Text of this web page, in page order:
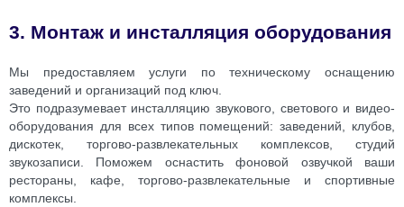
3. Монтаж и инсталляция оборудования
Мы предоставляем услуги по техническому оснащению
заведений и организаций под ключ.
Это подразумевает инсталляцию звукового, светового и видео-
оборудования для всех типов помещений: заведений, клубов,
дискотек, торгово-развлекательных комплексов, студий
звукозаписи. Поможем оснастить фоновой озвучкой ваши
рестораны, кафе, торгово-развлекательные и спортивные
комплексы.